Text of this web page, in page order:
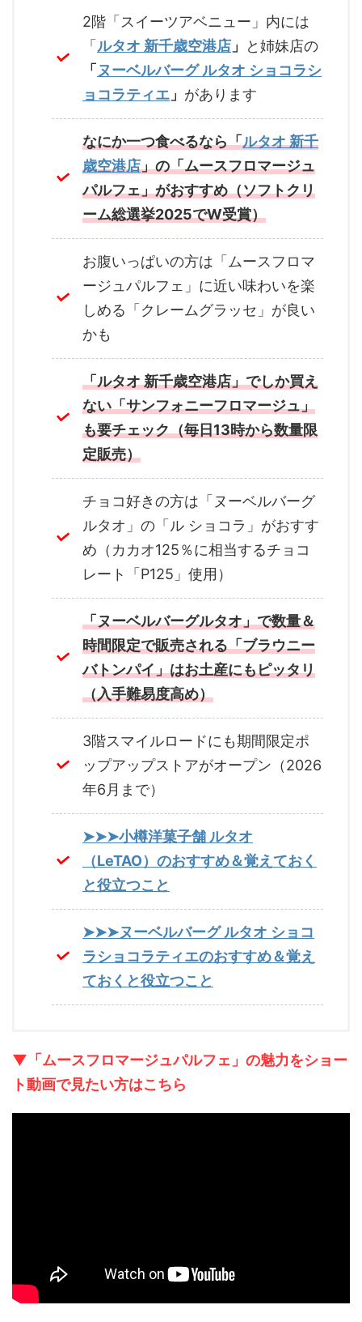
2階「スイーツアベニュー」内には
「 ルタオ 新千歳空港店 」
と姉妹店の
「 ヌーベルバーグ ルタオ ショコラシ
ョコラティエ 」 があります
なにか一つ食べるなら「ルタオ 新千
歳空港店」の「ムースフロマージュ
パルフェ」がおすすめ（ソフトクリ
ーム総選挙2025でW受賞）
お腹いっぱいの方は「ムースフロマ
ージュパルフェ」に近い味わいを楽
しめる「クレームグラッセ」が良い
かも
「ルタオ 新千歳空港店」でしか買え
ない「サンフォニーフロマージュ」
も要チェック（毎日13時から数量限
定販売）
チョコ好きの方は「ヌーベルバーグ
ルタオ」の「ル ショコラ」がおすす
め（カカオ125％に相当するチョコ
レート「P125」使用）
「ヌーベルバーグルタオ」で数量＆
時間限定で販売される「ブラウニー
バトンパイ」はお土産にもピッタリ
（入手難易度高め）
3階スマイルロードにも期間限定ポ
ップアップストアがオープン（2026
年6月まで）
➤➤➤小樽洋菓子舗 ルタオ
（LeTAO）のおすすめ＆覚えておく
と役立つこと
➤➤➤ヌーベルバーグ ルタオ ショコ
ラショコラティエのおすすめ＆覚え
ておくと役立つこと
▼「ムースフロマージュパルフェ」の魅力をショー
ト動画で見たい方はこちら